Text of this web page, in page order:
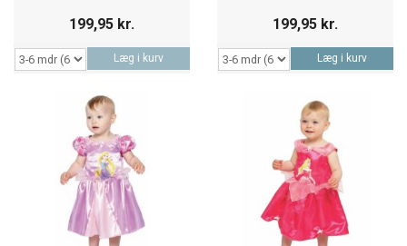
199,95 kr.
Læg i kurv
199,95 kr.
Læg i kurv